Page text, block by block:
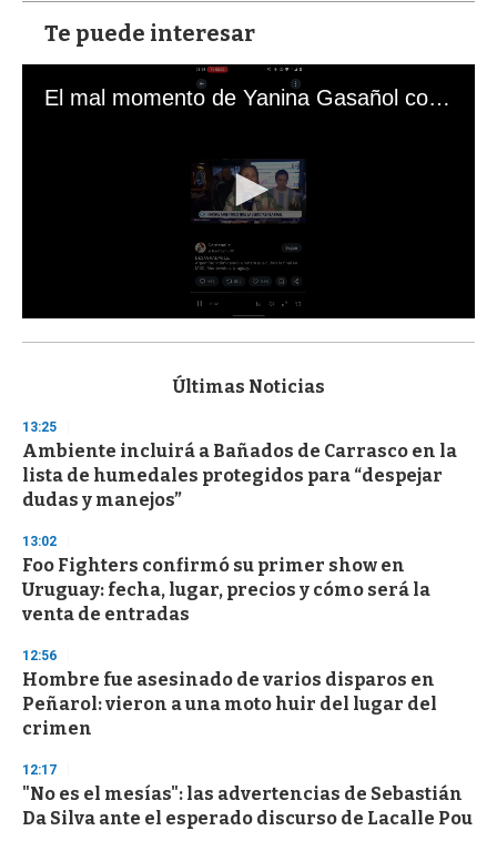
Te puede interesar
El mal momento de Yanina Gasañol con un hincha argentino en "Subrayado"
s
d
s
o
f
3
s
e
c
o
n
Últimas Noticias
13:25
Ambiente incluirá a Bañados de Carrasco en la
lista de humedales protegidos para “despejar
dudas y manejos”
13:02
Foo Fighters confirmó su primer show en
Uruguay: fecha, lugar, precios y cómo será la
venta de entradas
12:56
Hombre fue asesinado de varios disparos en
Peñarol: vieron a una moto huir del lugar del
crimen
12:17
"No es el mesías": las advertencias de Sebastián
Da Silva ante el esperado discurso de Lacalle Pou